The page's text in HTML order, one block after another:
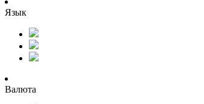
Язык
Валюта